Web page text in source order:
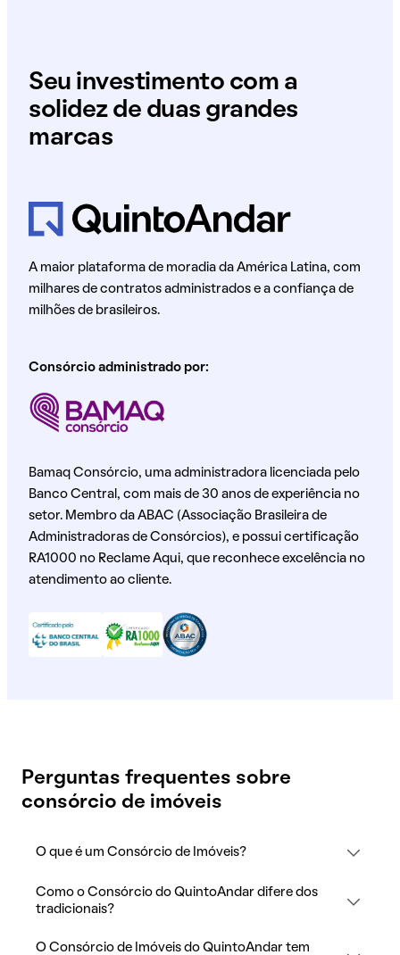
Seu investimento com a
solidez de duas grandes
marcas
A maior plataforma de moradia da América Latina, com
milhares de contratos administrados e a confiança de
milhões de brasileiros.
Consórcio administrado por:
Bamaq Consórcio, uma administradora licenciada pelo
Banco Central, com mais de 30 anos de experiência no
setor. Membro da ABAC (Associação Brasileira de
Administradoras de Consórcios), e possui certificação
RA1000 no Reclame Aqui, que reconhece excelência no
atendimento ao cliente.
Perguntas frequentes sobre
consórcio de imóveis
O que é um Consórcio de Imóveis?
Como o Consórcio do QuintoAndar difere dos
tradicionais?
O Consórcio de Imóveis do QuintoAndar tem